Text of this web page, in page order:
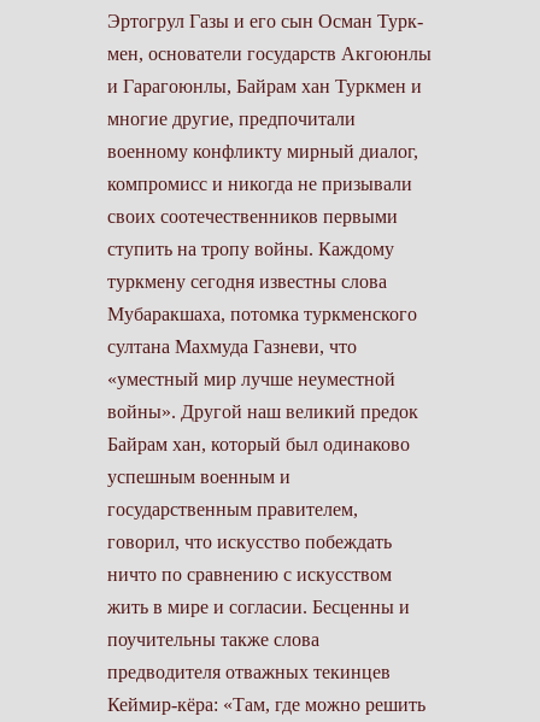
Эртогрул Газы и его сын Осман Турк­
мен, основатели государств Акгоюнлы
и Гарагоюнлы, Байрам хан Турк­мен и
многие другие, предпочитали
военному конфликту мирный диалог,
компромисс и никогда не призывали
своих соотечественников первыми
ступить на тропу войны. Каждому
туркмену сегодня известны слова
Мубаракшаха, потомка туркменского
султана Махмуда Газневи, что
«уместный мир лучше неуместной
войны». Другой наш великий предок
Байрам хан, который был одинаково
успешным военным и
государственным правителем,
говорил, что искусство побеждать
ничто по сравнению с искусством
жить в мире и согласии. Бесценны и
поучительны также слова
предводителя отважных текинцев
Кеймир-кёра: «Там, где можно решить